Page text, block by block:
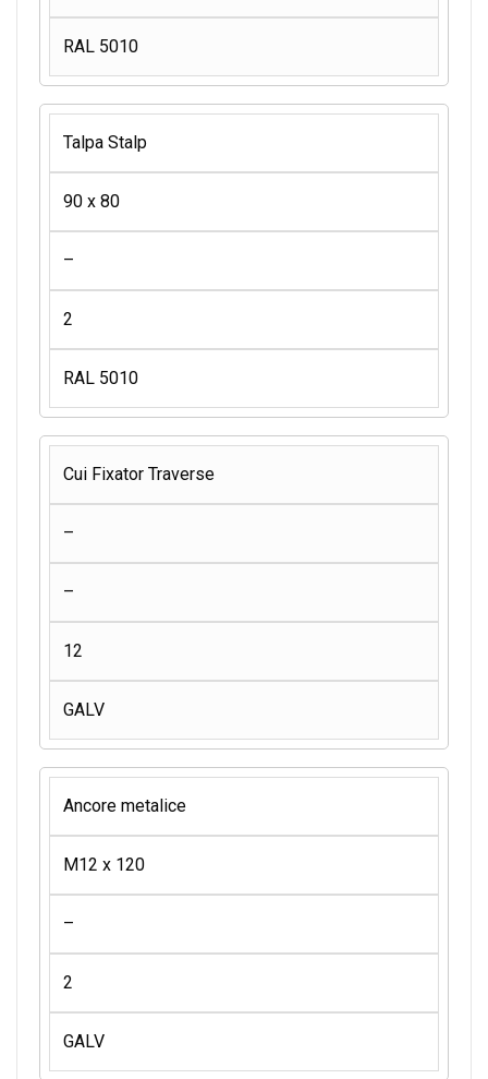
RAL 5010
Talpa Stalp
90 x 80
–
2
RAL 5010
Cui Fixator Traverse
–
–
12
GALV
Ancore metalice
M12 x 120
–
2
GALV